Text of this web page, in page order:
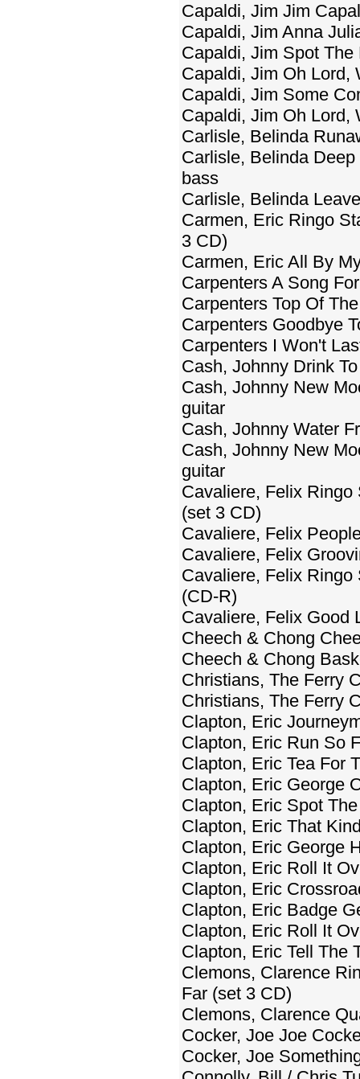
Capaldi, Jim Jim
Capaldi, Jim Anna
Capaldi, Jim Spot
Capaldi, Jim Oh Lord,
Capaldi, Jim Some
Capaldi, Jim Oh Lord,
Carlisle, Belinda
Carlisle, Belinda
bass
Carlisle, Belinda
Carmen, Eric Ringo
3 CD)
Carmen, Eric All By
Carpenters A Song
Carpenters Top Of
Carpenters Goodbye
Carpenters I Won't
Cash, Johnny Drink
Cash, Johnny New
guitar
Cash, Johnny Water
Cash, Johnny New
guitar
Cavaliere, Felix
(set 3 CD)
Cavaliere, Felix
Cavaliere, Felix
Cavaliere, Felix Ringo
(CD-R)
Cavaliere, Felix Good
Cheech & Chong
Cheech & Chong
Christians, The Ferry
Christians, The Ferry
Clapton, Eric
Clapton, Eric Run So
Clapton, Eric Tea For
Clapton, Eric George
Clapton, Eric Spot
Clapton, Eric That
Clapton, Eric George
Clapton, Eric Roll It
Clapton, Eric
Clapton, Eric Badge
Clapton, Eric Roll It
Clapton, Eric Tell The
Clemons, Clarence
Far (set 3 CD)
Clemons, Clarence
Cocker, Joe Joe
Cocker, Joe